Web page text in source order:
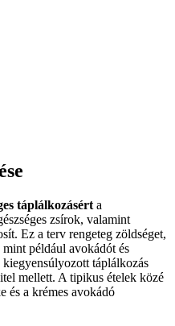
táplálkozásért a
zsírok, valamint
Ez a terv rengeteg zöldséget,
mint például avokádót és
táplálkozás
mellett. A tipikus ételek közé
és a krémes avokádó